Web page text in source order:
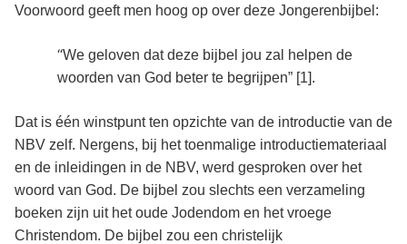
Voorwoord geeft men hoog op over deze Jongerenbijbel:
“We geloven dat deze bijbel jou zal helpen de
woorden van God beter te begrijpen” [1].
Dat is één winstpunt ten opzichte van de introductie van de
NBV zelf. Nergens, bij het toenmalige introductiemateriaal
en de inleidingen in de NBV, werd gesproken over het
woord van God. De bijbel zou slechts een verzameling
boeken zijn uit het oude Jodendom en het vroege
Christendom. De bijbel zou een christelijk